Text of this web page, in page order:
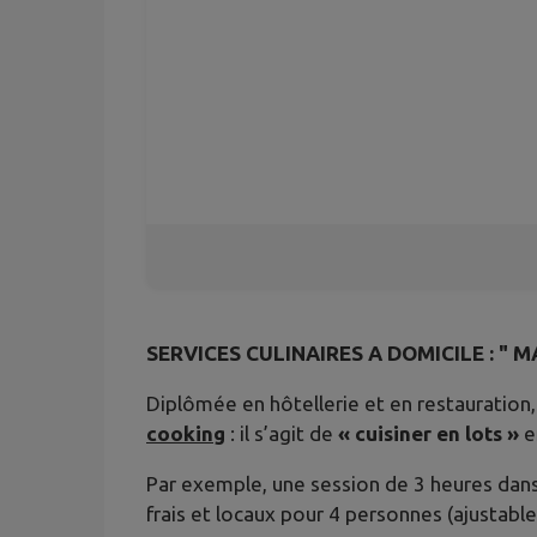
SERVICES CULINAIRES A DOMICILE : "
Diplômée en hôtellerie et en
cooking : il s’agit de « cuisiner en lots »
Par exemple, une session de 3 heures
frais et locaux pour 4 personnes